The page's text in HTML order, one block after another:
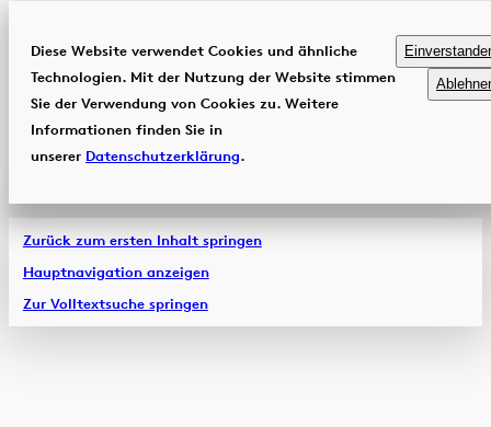
Diese Website verwendet Cookies und ähnliche
Technologien. Mit der Nutzung der Website stimmen
Sie der Verwendung von Cookies zu. Weitere
Informationen finden Sie in
unserer Datenschutzerklärung.
Zurück zum ersten Inhalt springen
Hauptnavigation anzeigen
Zur Volltextsuche springen